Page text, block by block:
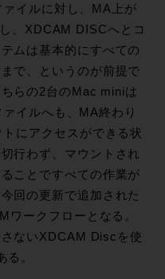
イルに対し、MA上が
、XDCAM DISCへとコ
ムは基本的にすべての
で、というのが前提で
らの2台のMac miniは
イルへも、MA終わり
にアクセスができる状
行わず、マウントされ
ことですべての作業が
回の更新で追加された
ワークフローとなる。
ないXDCAM Discを使
る。